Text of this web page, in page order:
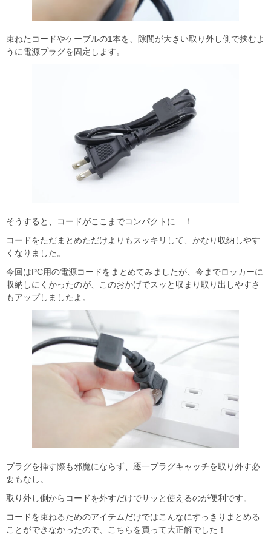
束ねたコードやケーブルの1本を、隙間が大きい取り外し側で挟むよ
うに電源プラグを固定します。
そうすると、コードがここまでコンパクトに…！
コードをただまとめただけよりもスッキリして、かなり収納しやす
くなりました。
今回はPC用の電源コードをまとめてみましたが、今までロッカーに
収納しにくかったのが、このおかげでスッと収まり取り出しやすさ
もアップしましたよ。
プラグを挿す際も邪魔にならず、逐一プラグキャッチを取り外す必
要もなし。
取り外し側からコードを外すだけでサッと使えるのが便利です。
コードを束ねるためのアイテムだけではこんなにすっきりまとめる
ことができなかったので、こちらを買って大正解でした！